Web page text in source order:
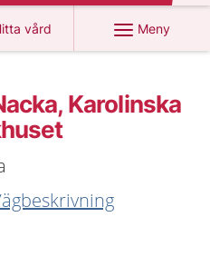
vård
på 1177.se
Meny
Karolinska